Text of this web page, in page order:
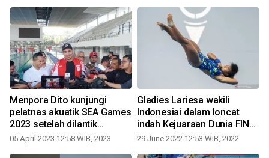
Menpora Dito kunjungi
pelatnas akuatik SEA Games
2023 setelah dilantik
Presiden
05 April 2023 12:58 WIB, 2023
Gladies Lariesa wakili
Indonesiai dalam loncat
indah Kejuaraan Dunia FINA
2022
29 June 2022 12:53 WIB, 2022